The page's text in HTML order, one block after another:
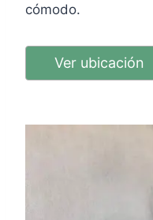
cómodo.
Ver ubicación